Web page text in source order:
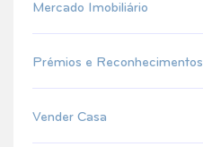
Mercado Imobiliário
Prémios e Reconhecimentos
Vender Casa